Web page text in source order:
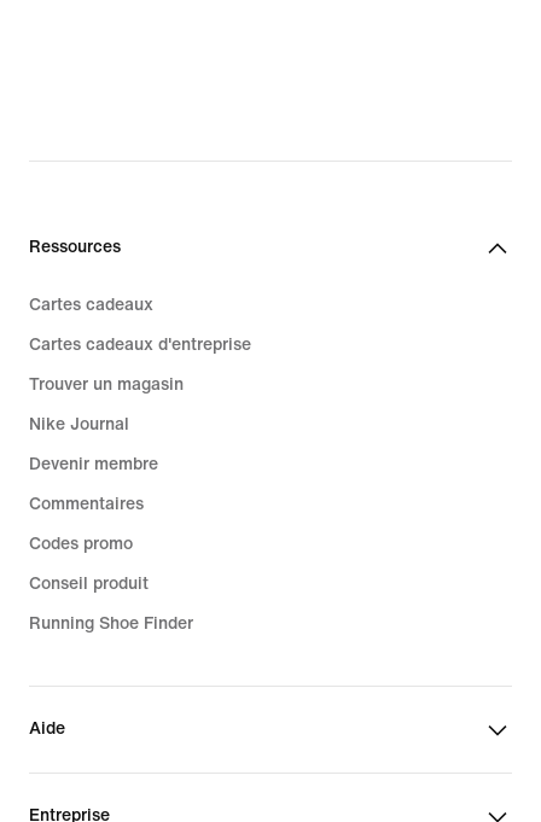
Ressources
Cartes cadeaux
Cartes cadeaux d'entreprise
Trouver un magasin
Nike Journal
Devenir membre
Commentaires
Codes promo
Conseil produit
Running Shoe Finder
Aide
Entreprise